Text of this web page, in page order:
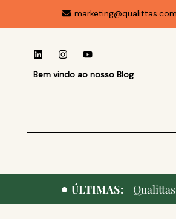
Bem vindo ao nosso Blog
ÚLTIMAS: